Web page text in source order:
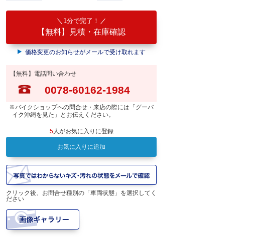
1分で完了！
【無料】見積・在庫確認
価格変更のお知らせがメールで受け取れます
【無料】電話問い合わせ
0078-60162-1984
※バイクショップへの問合せ・来店の際には「グーバ
イク沖縄を見た」とお伝えください。
5人がお気に入りに登録
お気に入りに追加
クリック後、お問合せ種別の「車両状態」を選択してく
ださい